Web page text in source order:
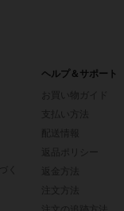
ヘルプ＆サポート
お買い物ガイド
支払い方法
返品ポリシー